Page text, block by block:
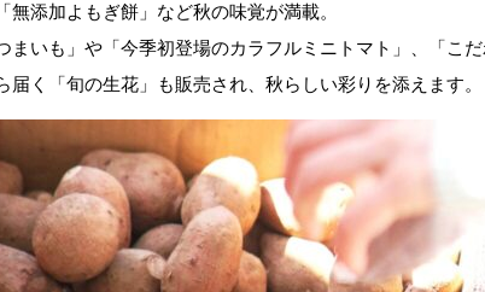
無添加よもぎ餅」など秋の味覚が満載。
まいも」や「今季初登場のカラフルミニトマト」、「こだ
届く「旬の生花」も販売され、秋らしい彩りを添えます。